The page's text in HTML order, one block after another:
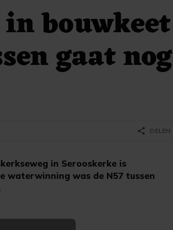
bouwkeet
gaat nog
in Serooskerke is
waterwinning was de N57 tussen
share DELEN